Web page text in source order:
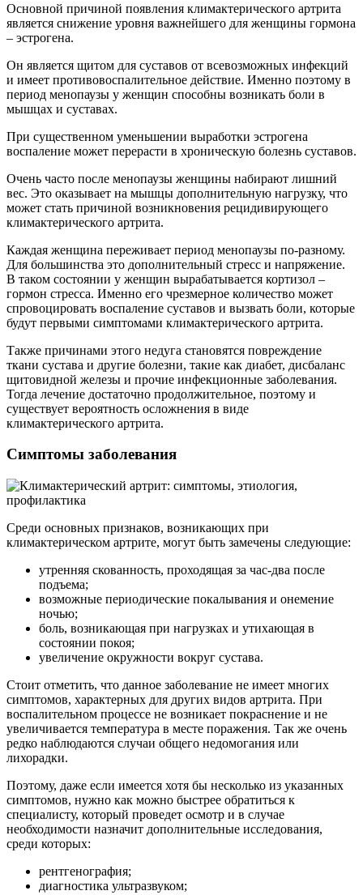
Основной причиной появления климактерического артрита
является снижение уровня важнейшего для женщины гормона
– эстрогена.
Он является щитом для суставов от всевозможных инфекций
и имеет противовоспалительное действие. Именно поэтому в
период менопаузы у женщин способны возникать боли в
мышцах и суставах.
При существенном уменьшении выработки эстрогена
воспаление может перерасти в хроническую болезнь суставов.
Очень часто после менопаузы женщины набирают лишний
вес. Это оказывает на мышцы дополнительную нагрузку, что
может стать причиной возникновения рецидивирующего
климактерического артрита.
Каждая женщина переживает период менопаузы по-разному.
Для большинства это дополнительный стресс и напряжение.
В таком состоянии у женщин вырабатывается кортизол –
гормон стресса. Именно его чрезмерное количество может
спровоцировать воспаление суставов и вызвать боли, которые
будут первыми симптомами климактерического артрита.
Также причинами этого недуга становятся повреждение
ткани сустава и другие болезни, такие как диабет, дисбаланс
щитовидной железы и прочие инфекционные заболевания.
Тогда лечение достаточно продолжительное, поэтому и
существует вероятность осложнения в виде
климактерического артрита.
Симптомы заболевания
Среди основных признаков, возникающих при
климактерическом артрите, могут быть замечены следующие:
утренняя скованность, проходящая за час-два после
подъема;
возможные периодические покалывания и онемение
ночью;
боль, возникающая при нагрузках и утихающая в
состоянии покоя;
увеличение окружности вокруг сустава.
Стоит отметить, что данное заболевание не имеет многих
симптомов, характерных для других видов артрита. При
воспалительном процессе не возникает покраснение и не
увеличивается температура в месте поражения. Так же очень
редко наблюдаются случаи общего недомогания или
лихорадки.
Поэтому, даже если имеется хотя бы несколько из указанных
симптомов, нужно как можно быстрее обратиться к
специалисту, который проведет осмотр и в случае
необходимости назначит дополнительные исследования,
среди которых:
рентгенография;
диагностика ультразвуком;